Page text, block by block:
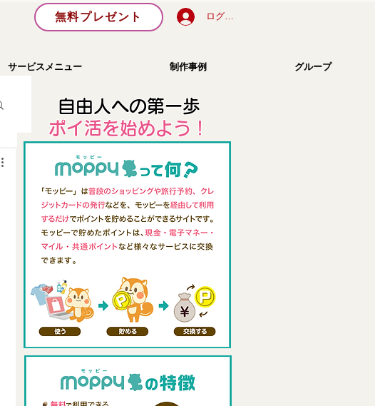
無料プレゼント ログイン
サービスメニュー 制作事例 グループ
自由人への第一歩
​ポイ活を始めよう！